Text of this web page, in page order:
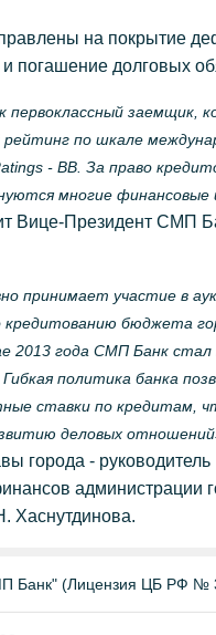
на покрытие
погашение долговых
первоклассный заемщик,
рейтинг по шкале
- BB. За право
многие
Вице-Президент СМП
принимает участие в
кредитованию бюджета
2013 года СМП Банк
политика банка
ставки по кредитам,
деловых
города - руководитель
администрации
Хаснутдинова.
Банк" (Лицензия ЦБ РФ №